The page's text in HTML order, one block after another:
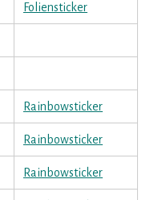
Foliensticker
Rainbowsticker
Rainbowsticker
Rainbowsticker